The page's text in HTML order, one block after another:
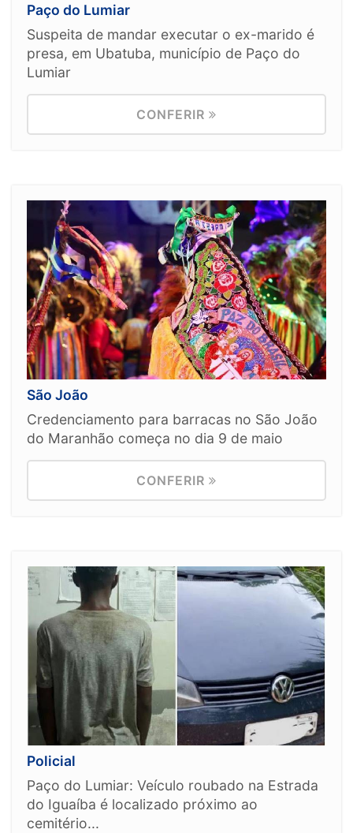
Paço do Lumiar
Suspeita de mandar executar o ex-marido é
presa, em Ubatuba, município de Paço do
Lumiar
CONFERIR
São João
Credenciamento para barracas no São João
do Maranhão começa no dia 9 de maio
CONFERIR
Policial
Paço do Lumiar: Veículo roubado na Estrada
do Iguaíba é localizado próximo ao
cemitério...